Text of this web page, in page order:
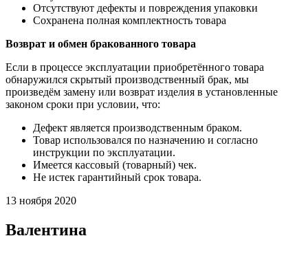
Отсутствуют дефекты и повреждения упаковки
Сохранена полная комплектность товара
Возврат и обмен бракованного товара
Если в процессе эксплуатации приобретённого товара
обнаружился скрытый производственный брак, мы
произведём замену или возврат изделия в установленные
законом сроки при условии, что:
Дефект является производственным браком.
Товар использовался по назначению и согласно
инструкции по эксплуатации.
Имеется кассовый (товарный) чек.
Не истек гарантийный срок товара.
13 ноября 2020
Валентина